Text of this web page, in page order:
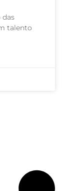
das
talento